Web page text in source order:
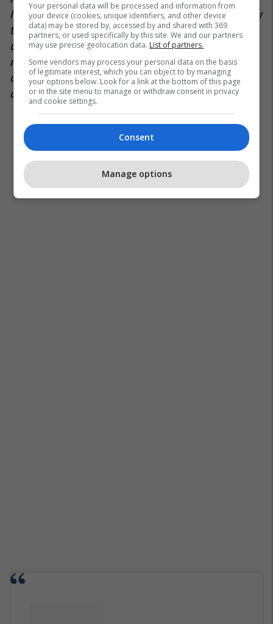
luftuar me ndonjë problem shëndetësor, çekuilibër
të hormoneve dhe shtim në peshë të çfarëdo lloji,
unë ju bëj thirrje dhe ju inkurajoj që të luteni të
merreni me të në një mënyrë të shëndetshme. JU
dhe shëndeti juaj janë me rëndësi, jo mendimet
dhe supozimet e askujt tjetër për ju".Tyra Banks
Your personal data will be processed and information from
your device (cookies, unique identifiers, and other device
data) may be stored by, accessed by and shared with 369
partners, or used specifically by this site. We and our partners
may use precise geolocation data. List of partners.
Some vendors may process your personal data on the basis
of legitimate interest, which you can object to by managing
your options below. Look for a link at the bottom of this page
or in the site menu to manage or withdraw consent in privacy
and cookie settings.
Consent
Manage options